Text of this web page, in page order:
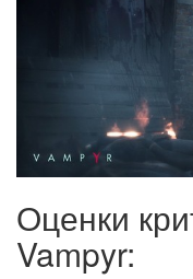
Оценки
Vampyr: